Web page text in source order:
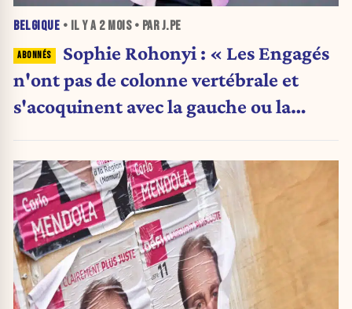
BELGIQUE • IL Y A 2 MOIS• PAR J.PE
Sophie Rohonyi : « Les Engagés
n'ont pas de colonne vertébrale et
s'acoquinent avec la gauche ou la